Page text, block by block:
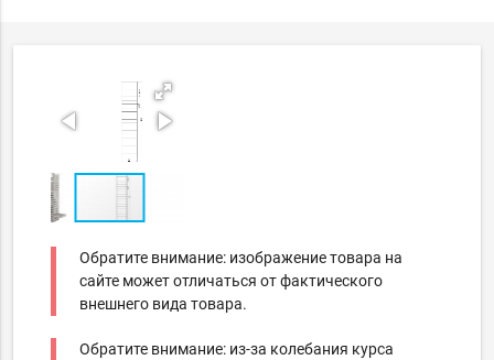
Обратите внимание: изображение товара на
сайте может отличаться от фактического
внешнего вида товара.
Обратите внимание: из-за колебания курса